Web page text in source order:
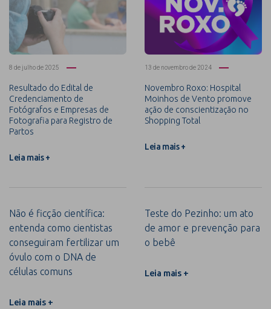
8 de julho de 2025
Resultado do Edital de
Credenciamento de
Fotógrafos e Empresas de
Fotografia para Registro de
Partos
Leia mais +
13 de novembro de 2024
Novembro Roxo: Hospital
Moinhos de Vento promove
ação de conscientização no
Shopping Total
Leia mais +
Não é ficção científica:
entenda como cientistas
conseguiram fertilizar um
óvulo com o DNA de
células comuns
Leia mais +
Teste do Pezinho: um ato
de amor e prevenção para
o bebê
Leia mais +